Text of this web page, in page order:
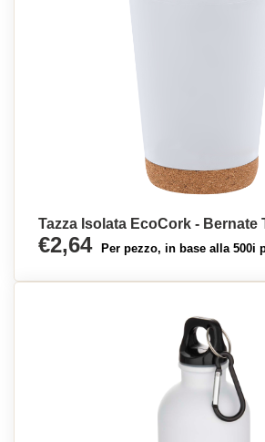
Tazza Isolata EcoCork - Bernate
€2,64 Per pezzo, in base alla 500i